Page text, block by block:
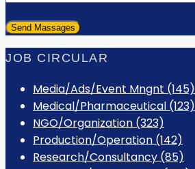
JOB CIRCULAR
Media/Ads/Event Mngnt (145)
Medical/Pharmaceutical (123)
NGO/Organization (323)
Production/Operation (142)
Research/Consultancy (85)